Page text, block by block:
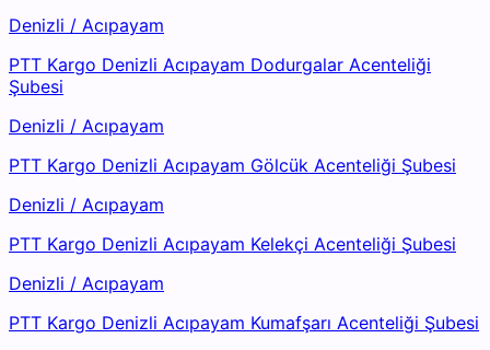
Denizli / Acıpayam
PTT Kargo Denizli Acıpayam Dodurgalar Acenteliği
Şubesi
Denizli / Acıpayam
PTT Kargo Denizli Acıpayam Gölcük Acenteliği Şubesi
Denizli / Acıpayam
PTT Kargo Denizli Acıpayam Kelekçi Acenteliği Şubesi
Denizli / Acıpayam
PTT Kargo Denizli Acıpayam Kumafşarı Acenteliği Şubesi